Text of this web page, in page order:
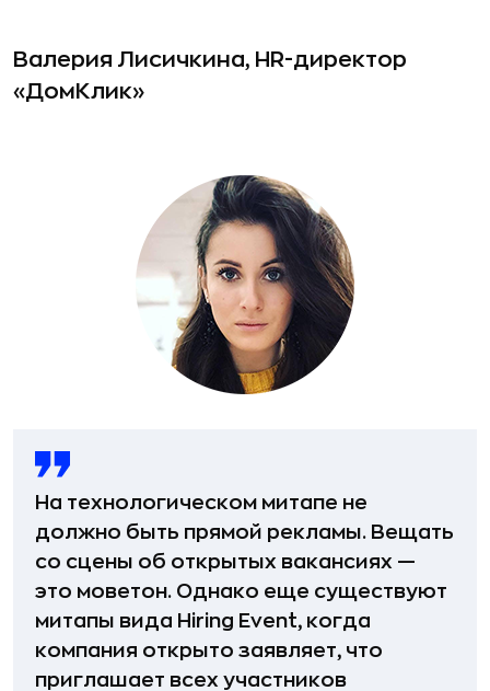
Валерия Лисичкина, HR-директор
«ДомКлик»
На технологическом митапе не
должно быть прямой рекламы. Вещать
со сцены об открытых вакансиях —
это моветон. Однако еще существуют
митапы вида Hiring Event, когда
компания открыто заявляет, что
приглашает всех участников